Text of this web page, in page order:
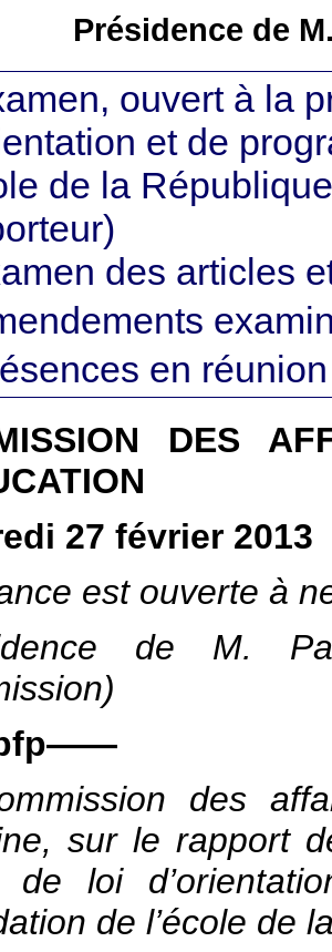
Présidence de
ouvert à la
et de
de la
des articles
en réunion
DES
27 février 2013
est ouverte à
de M.
des
sur le rapport
de loi
de l’école de